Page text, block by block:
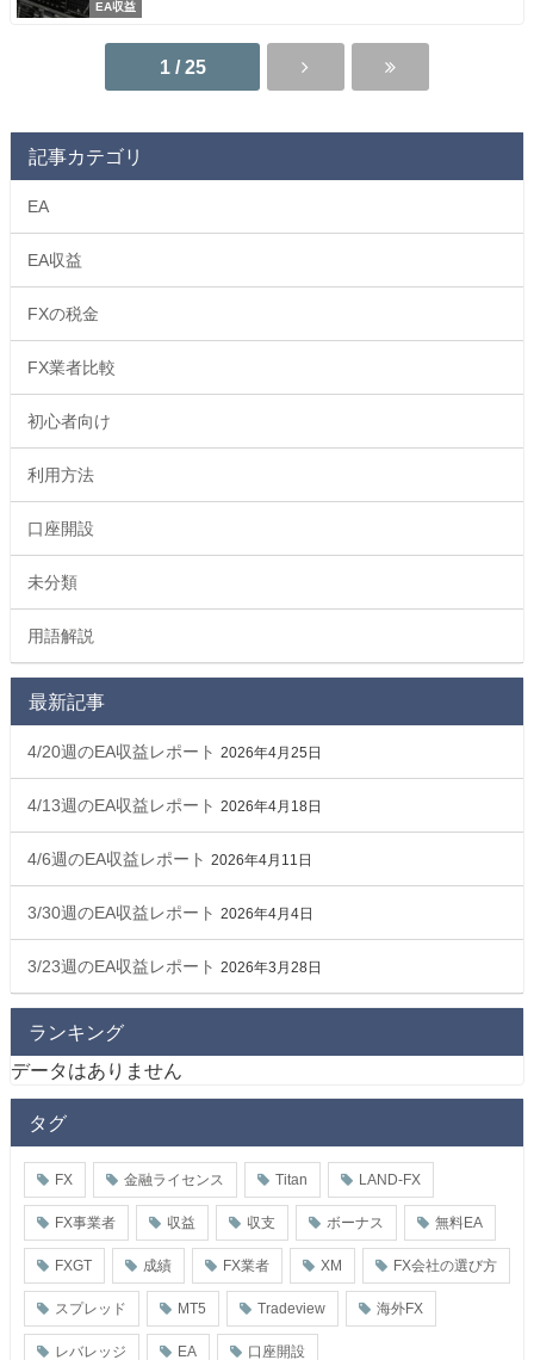
EA収益
1 / 25
記事カテゴリ
EA
EA収益
FXの税金
FX業者比較
初心者向け
利用方法
口座開設
未分類
用語解説
最新記事
4/20週のEA収益レポート 2026年4月25日
4/13週のEA収益レポート 2026年4月18日
4/6週のEA収益レポート 2026年4月11日
3/30週のEA収益レポート 2026年4月4日
3/23週のEA収益レポート 2026年3月28日
ランキング
データはありません
タグ
FX 金融ライセンス Titan LAND-FX
FX事業者 収益 収支 ボーナス 無料EA
FXGT 成績 FX業者 XM FX会社の選び方
スプレッド MT5 Tradeview 海外FX
レバレッジ EA 口座開設